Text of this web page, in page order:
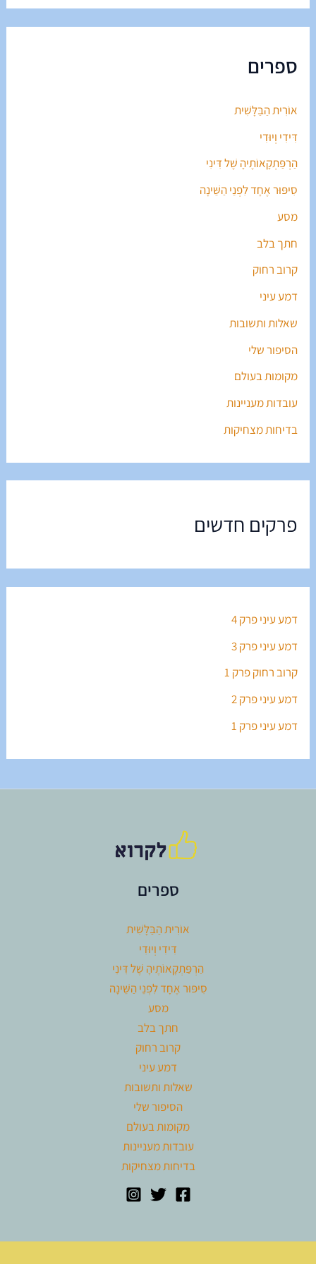
ספרים
אוֹרִית הַבַּלָּשִׁית
דִּידִי וְיוּדִי
הַרְפַּתְקָאוֹתֶיהָ שֶׁל דִּינִי
סִיפּוּר אֶחָד לִפְנֵי הַשֵּׁינָה
מסע
חתך בלב
קרוב רחוק
דמע עיני
שאלות ותשובות
הסיפור שלי
מקומות בעולם
עובדות מעניינות
בדיחות מצחיקות
פרקים חדשים
דמע עיני פרק 4
דמע עיני פרק 3
קרוב רחוק פרק 1
דמע עיני פרק 2
דמע עיני פרק 1
ספרים
אוֹרִית הַבַּלָּשִׁית
דִּידִי וְיוּדִי
הַרְפַּתְקָאוֹתֶיהָ שֶׁל דִּינִי
סִיפּוּר אֶחָד לִפְנֵי הַשֵּׁינָה
מסע
חתך בלב
קרוב רחוק
דמע עיני
שאלות ותשובות
הסיפור שלי
מקומות בעולם
עובדות מעניינות
בדיחות מצחיקות